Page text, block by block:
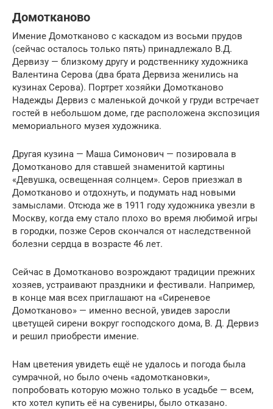
Домотканово
Имение Домотканово с каскадом из восьми прудов
(сейчас осталось только пять) принадлежало В.Д.
Дервизу — близкому другу и родственнику художника
Валентина Серова (два брата Дервиза женились на
кузинах Серова). Портрет хозяйки Домотканово
Надежды Дервиз с маленькой дочкой у груди встречает
гостей в небольшом доме, где расположена экспозиция
мемориального музея художника.
Другая кузина — Маша Симонович — позировала в
Домотканово для ставшей знаменитой картины
«Девушка, освещенная солнцем». Серов приезжал в
Домотканово и отдохнуть, и подумать над новыми
замыслами. Отсюда же в 1911 году художника увезли в
Москву, когда ему стало плохо во время любимой игры
в городки, позже Серов скончался от наследственной
болезни сердца в возрасте 46 лет.
Сейчас в Домотканово возрождают традиции прежних
хозяев, устраивают праздники и фестивали. Например,
в конце мая всех приглашают на «Сиреневое
Домотканово» — именно весной, увидев заросли
цветущей сирени вокруг господского дома, В. Д. Дервиз
и решил приобрести имение.
Нам цветения увидеть ещё не удалось и погода была
сумрачной, но было очень «адомоткановки»,
попробовать которую можно только в усадьбе — всем,
кто хотел купить её на сувениры, было отказано.